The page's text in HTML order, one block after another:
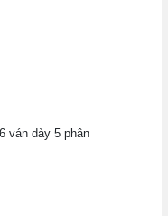
ván dày 5 phân